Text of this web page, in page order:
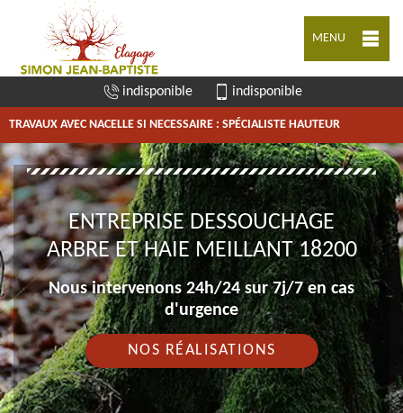
MENU
indisponible indisponible
TRAVAUX AVEC NACELLE SI NECESSAIRE : SPÉCIALISTE HAUTEUR
ENTREPRISE DESSOUCHAGE
ARBRE ET HAIE MEILLANT 18200
Nous intervenons 24h/24 sur 7j/7 en cas
d'urgence
NOS RÉALISATIONS